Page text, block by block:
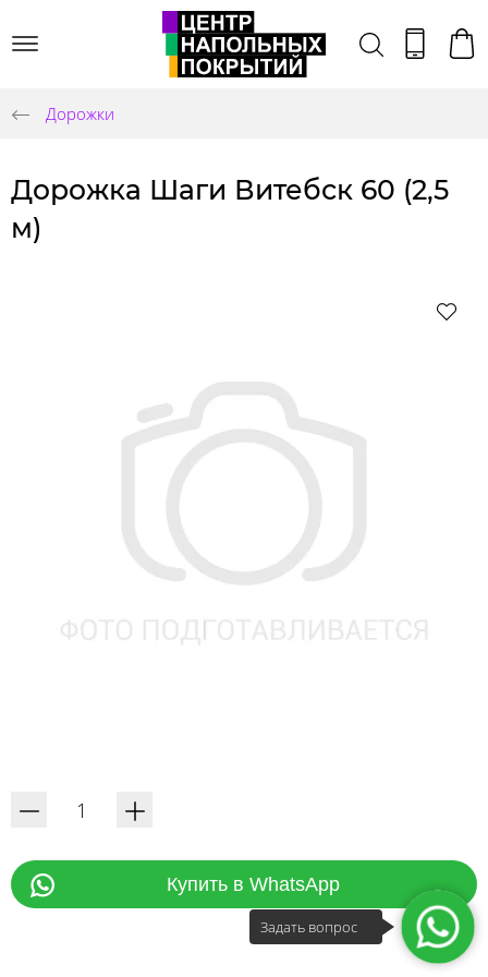
Дорожки
Дорожка Шаги Витебск 60 (2,5
м)
Купить в WhatsApp
Задать вопрос